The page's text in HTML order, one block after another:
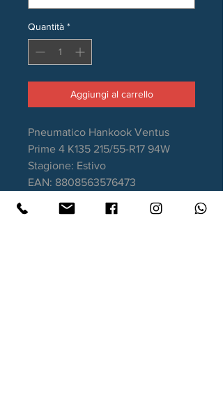
Quantità *
Aggiungi al carrello
Pneumatico Hankook Ventus
Prime 4 K135 215/55-R17 94W
Stagione: Estivo
EAN: 8808563576473
Consumo carburante: C